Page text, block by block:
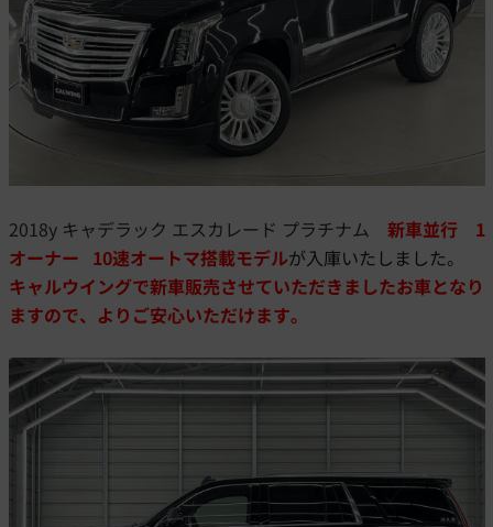
2018y キャデラック エスカレード プラチナム 新車並行 1
オーナー 10速オートマ搭載モデルが入庫いたしました。
キャルウイングで新車販売させていただきましたお車となり
ますので、よりご安心いただけます。